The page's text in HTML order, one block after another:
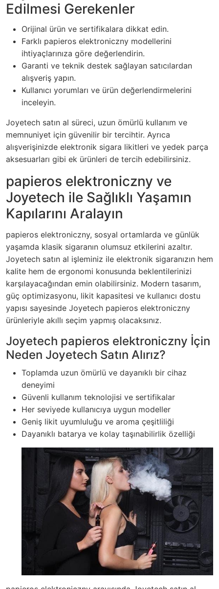
Edilmesi Gerekenler
Orijinal ürün ve sertifikalara dikkat edin.
Farklı papieros elektroniczny modellerini
ihtiyaçlarınıza göre değerlendirin.
Garanti ve teknik destek sağlayan satıcılardan
alışveriş yapın.
Kullanıcı yorumları ve ürün değerlendirmelerini
inceleyin.
Joyetech satın al süreci, uzun ömürlü kullanım ve
memnuniyet için güvenilir bir tercihtir. Ayrıca
alışverişinizde elektronik sigara likitleri ve yedek parça
aksesuarları gibi ek ürünleri de tercih edebilirsiniz.
papieros elektroniczny ve
Joyetech ile Sağlıklı Yaşamın
Kapılarını Aralayın
papieros elektroniczny, sosyal ortamlarda ve günlük
yaşamda klasik sigaranın olumsuz etkilerini azaltır.
Joyetech satın al işleminiz ile elektronik sigaranızın hem
kalite hem de ergonomi konusunda beklentilerinizi
karşılayacağından emin olabilirsiniz. Modern tasarım,
güç optimizasyonu, likit kapasitesi ve kullanıcı dostu
yapısı sayesinde Joyetech papieros elektroniczny
ürünleriyle akıllı seçim yapmış olacaksınız.
Joyetech papieros elektroniczny İçin
Neden Joyetech Satın Alırız?
Toplamda uzun ömürlü ve dayanıklı bir cihaz
deneyimi
Güvenli kullanım teknolojisi ve sertifikalar
Her seviyede kullanıcıya uygun modeller
Geniş likit uyumluluğu ve aroma çeşitliliği
Dayanıklı batarya ve kolay taşınabilirlik özelliği